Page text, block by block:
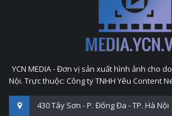
YCN MEDIA - Đơn vị sản xuất hình ảnh cho
Nội. Trực thuộc: Công ty TNHH Yêu Content
430 Tây Sơn - P. Đống Đa - TP. Hà Nội